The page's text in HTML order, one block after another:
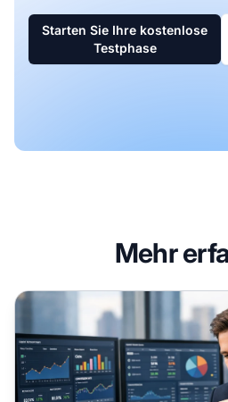
Starten Sie Ihre kostenlose
Testphase
Mehr
Unverzichtbare Bücher für